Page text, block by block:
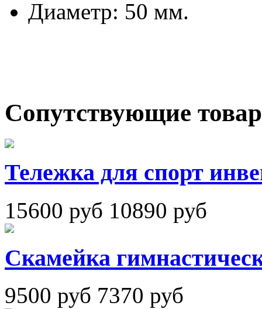
Диаметр: 50 мм.
Сопутствующие
Тележка для спорт
15600 руб 10890 руб
Скамейка
9500 руб 7370 руб